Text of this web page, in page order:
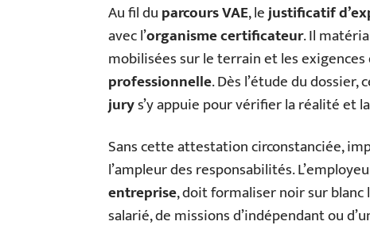
Au fil duparcours VAE, lejustificatif
avec l’organisme certificateur. Il
mobilisées sur le terrain et les
professionnelle. Dès l’étude du
jurys’y appuie pour vérifier la réalité et
Sans cette attestation circonstanciée,
l’ampleur des responsabilités.
entreprise, doit formaliser noir sur blanc
salarié, de missions d’indépendant ou